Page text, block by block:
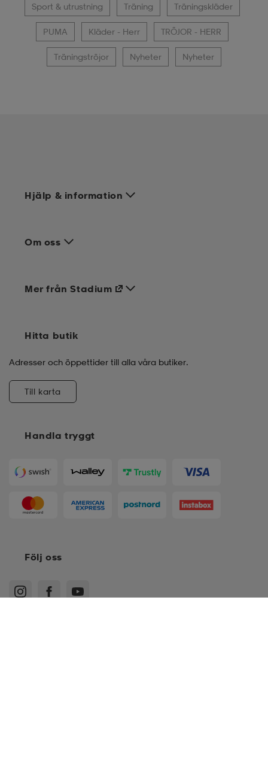
Sport & utrustning Träning Träningskläder
PUMA Kläder - Herr TRÖJOR - HERR
Träningströjor Nyheter Nyheter
Hjälp & information
Om oss
Handla tryggt
Mer från Stadium
Hitta butik
Adresser och öppettider till alla våra butiker.
Till karta
Följ oss